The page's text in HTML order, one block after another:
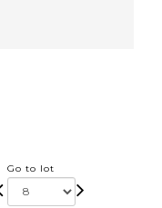
Go to lot